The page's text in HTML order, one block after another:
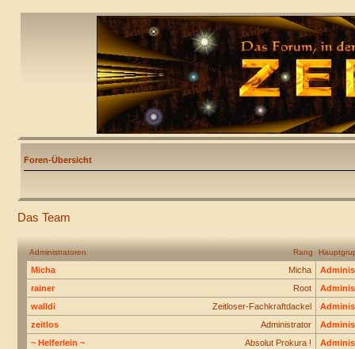
Foren-Übersicht
Das Team
Rang
Administratoren
Micha
Micha
Root
rainer
Zeitloser-Fachkraftdackel
walldi
Administrator
zeitlos
Absolut Prokura !
~ Helferlein ~